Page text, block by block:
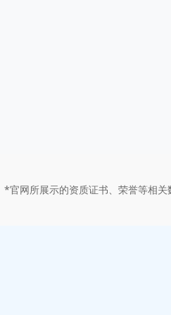
*官网所展示的资质证书、荣誉等相